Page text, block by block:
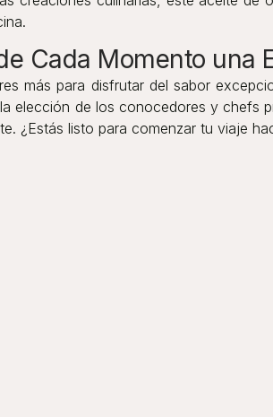
Cada Momento una
más para disfrutar del sabor
elección de los conocedores y chefs
¿Estás listo para comenzar tu viaje